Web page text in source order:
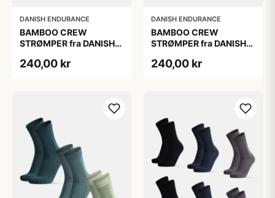
DANISH ENDURANCE
BAMBOO CREW
STRØMPER fra DANISH
Mørkegrøn | Lysegrøn |
240,00 kr
DANISH ENDURANCE
BAMBOO CREW
STRØMPER fra DANISH
Mørkegrøn | Lysegrøn |
240,00 kr